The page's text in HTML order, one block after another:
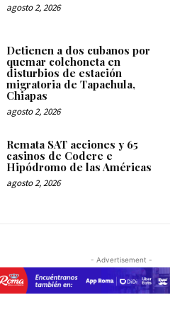
agosto 2, 2026
Detienen a dos cubanos por
quemar colchoneta en
disturbios de estación
migratoria de Tapachula,
Chiapas
agosto 2, 2026
Remata SAT acciones y 65
casinos de Codere e
Hipódromo de las Américas
agosto 2, 2026
- Advertisement -